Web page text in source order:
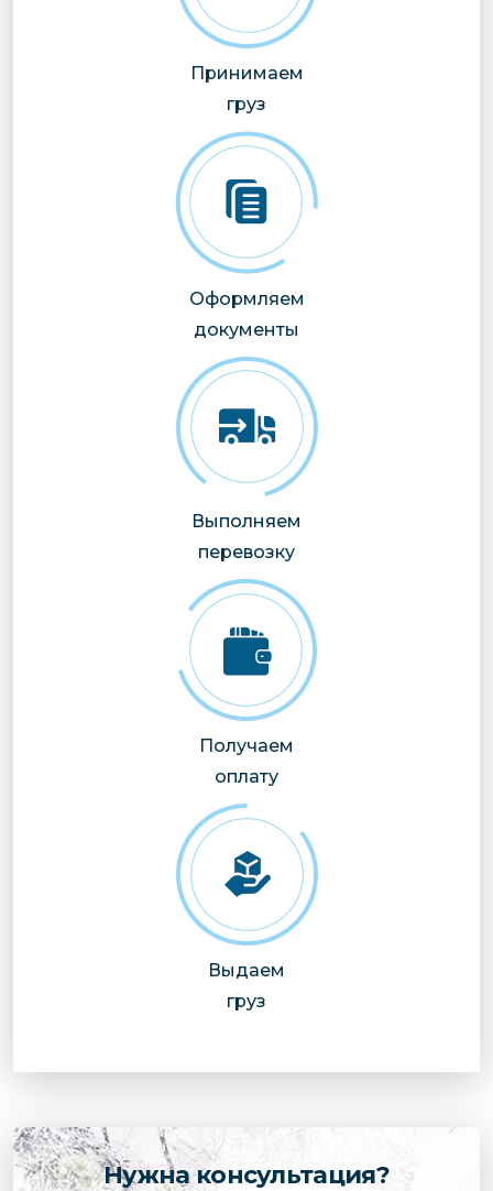
Принимаем
груз
Оформляем
документы
Выполняем
перевозку
Получаем
оплату
Выдаем
груз
Нужна консультация?